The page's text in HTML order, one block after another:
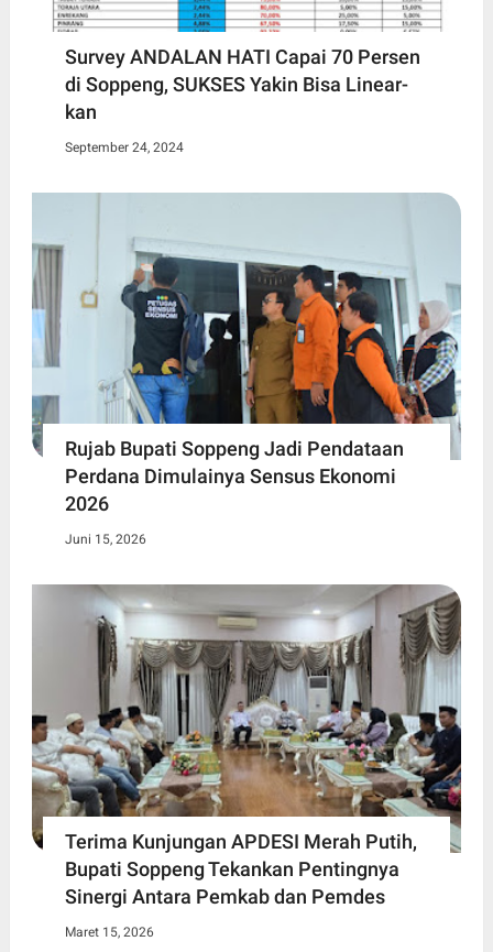
Survey ANDALAN HATI Capai 70 Persen
di Soppeng, SUKSES Yakin Bisa Linear-
kan
September 24, 2024
Rujab Bupati Soppeng Jadi Pendataan
Perdana Dimulainya Sensus Ekonomi
2026
Juni 15, 2026
Terima Kunjungan APDESI Merah Putih,
Bupati Soppeng Tekankan Pentingnya
Sinergi Antara Pemkab dan Pemdes
Maret 15, 2026